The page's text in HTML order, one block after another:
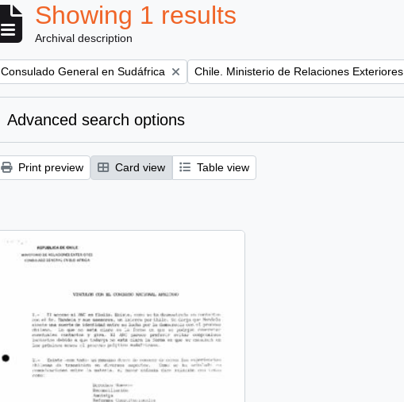
Showing 1 results
Archival description
Remove filter:
Consulado General en Sudáfrica Remove filter:
Chile. Ministerio de Relaciones Exteriores
Advanced search options
Print preview Card view Table view